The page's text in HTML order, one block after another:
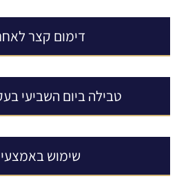
דימום קצר
טבילה ביום השביעי
שימוש